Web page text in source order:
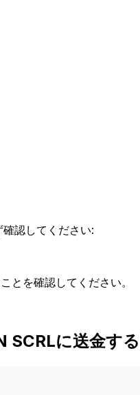
認してください:
とを確認してください。
SCRLに送金す